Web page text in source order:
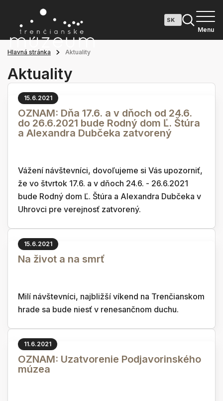
Menu
Hlavná stránka Aktuality
Aktuality
15.6.2021
OZNAM: Dňa 17.6. a v dňoch od 24.6.
do 26.6.2021 bude Rodný dom Ľ. Štúra
a Alexandra Dubčeka zatvorený
Vážení návštevníci, dovoľujeme si Vás upozorniť,
že vo štvrtok 17.6. a v dňoch 24.6. - 26.6.2021
bude Rodný dom Ľ. Štúra a Alexandra Dubčeka v
Uhrovci pre verejnosť zatvorený.
15.6.2021
Na život a na smrť
Milí návštevníci, najbližší víkend na Trenčianskom
hrade sa bude niesť v renesančnom duchu.
11.6.2021
OZNAM: Uzatvorenie Podjavorinského
múzea